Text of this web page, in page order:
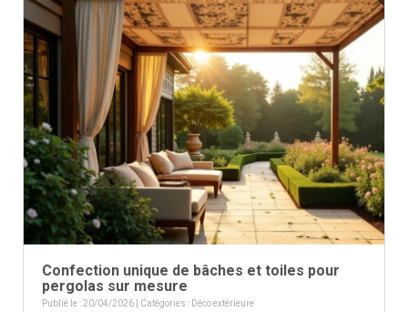
Confection unique de bâches et toiles pour
pergolas sur mesure
Publié le : 20/04/2026 | Catégories : Déco extérieure